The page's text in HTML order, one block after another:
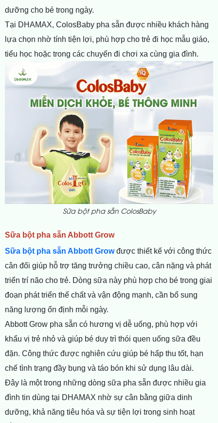
dưỡng cho bé trong ngày.
Tại DHAMAX, ColosBaby pha sẵn được nhiều khách hàng
lựa chọn nhờ tính tiện lợi, phù hợp cho trẻ đi học mẫu giáo,
tiểu học hoặc trong các chuyến đi chơi xa cùng gia đình.
Sữa bột pha sẵn ColosBaby
Sữa bột pha sẵn Abbott Grow
Sữa bột pha sẵn Abbott Growđược thiết kế với công thức
cân đối giúp hỗ trợ tăng trưởng chiều cao, cân nặng và phát
triển trí não cho trẻ. Dòng sữa này phù hợp cho bé trong giai
đoạn phát triển thể chất và vận động mạnh, cần bổ sung
năng lượng ổn định mỗi ngày.
Abbott Grow pha sẵn có hương vị dễ uống, phù hợp với
khẩu vị trẻ nhỏ và giúp bé duy trì thói quen uống sữa đều
đặn. Công thức được nghiên cứu giúp bé hấp thu tốt, hạn
chế tình trạng đầy bụng và táo bón khi sử dụng lâu dài.
Đây là một trong những dòng sữa pha sẵn được nhiều gia
đình tin dùng tại DHAMAX nhờ sự cân bằng giữa dinh
dưỡng, khả năng tiêu hóa và sự tiện lợi trong sinh hoạt